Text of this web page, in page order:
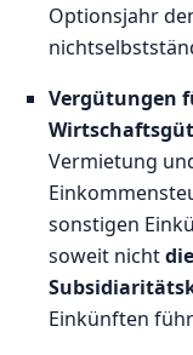
Optionsjahr
Vergütungen
Vermietung
sonstigen
soweit nicht
Einkünften